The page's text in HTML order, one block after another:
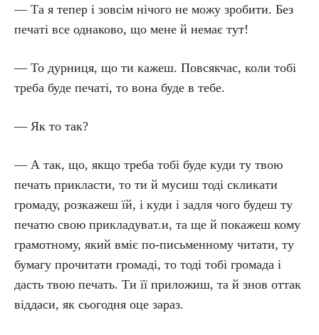
— Та я тепер і зовсім нічого не можу зробити. Без
печаті все однаково, що мене й немає тут!
— То дурниця, що ти кажеш. Повсякчас, коли тобі
треба буде печаті, то вона буде в тебе.
— Як то так?
— А так, що, якщо треба тобі буде куди ту твою
печать прикласти, то ти й мусиш тоді скликати
громаду, розкажеш їй, і куди і задля чого будеш ту
печатю свою прикладуват.и, та ще й покажеш кому
грамотному, який вміє по-письменному читати, ту
бумагу прочитати громаді, то тоді тобі громада і
дасть твою печать. Ти її приложиш, та й знов оттак
віддаси, як сьогодня оце зараз.